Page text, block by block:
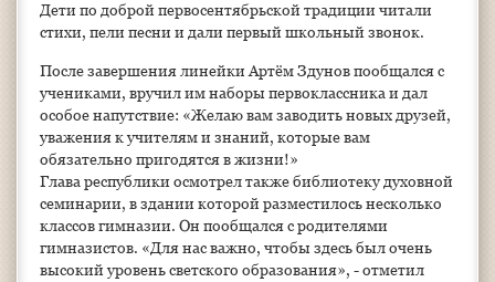
Дети по доброй первосентябрьской традиции читали
стихи, пели песни и дали первый школьный звонок.
После завершения линейки Артём Здунов пообщался с
учениками, вручил им наборы первоклассника и дал
особое напутствие: «Желаю вам заводить новых друзей,
уважения к учителям и знаний, которые вам
обязательно пригодятся в жизни!»
Глава республики осмотрел также библиотеку духовной
семинарии, в здании которой разместилось несколько
классов гимназии. Он пообщался с родителями
гимназистов. «Для нас важно, чтобы здесь был очень
высокий уровень светского образования», - отметил